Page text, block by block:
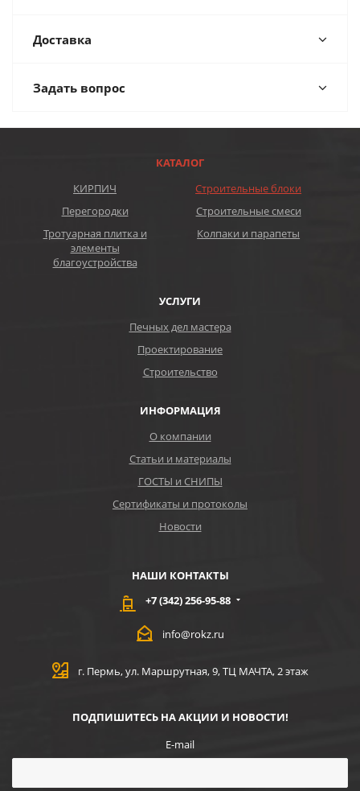
Доставка
Задать вопрос
КАТАЛОГ
КИРПИЧ
Строительные блоки
Перегородки
Строительные смеси
Тротуарная плитка и
элементы
благоустройства
Колпаки и парапеты
УСЛУГИ
Печных дел мастера
Проектирование
Строительство
ИНФОРМАЦИЯ
О компании
Статьи и материалы
ГОСТЫ и СНИПЫ
Сертификаты и протоколы
Новости
НАШИ КОНТАКТЫ
+7 (342) 256-95-88
info@rokz.ru
г. Пермь, ул. Маршрутная, 9, ТЦ МАЧТА, 2 этаж
ПОДПИШИТЕСЬ НА АКЦИИ И НОВОСТИ!
E-mail